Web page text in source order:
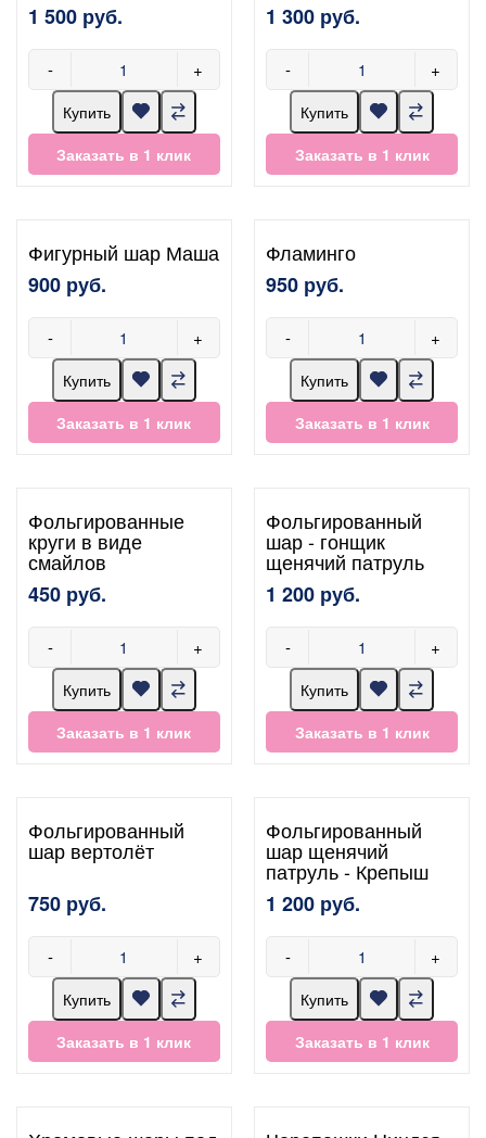
1 500 руб.
- +
Купить
Заказать в 1 клик
1 300 руб.
- +
Купить
Заказать в 1 клик
Фигурный шар Маша
900 руб.
- +
Купить
Заказать в 1 клик
Фламинго
950 руб.
- +
Купить
Заказать в 1 клик
Фольгированные
круги в виде
смайлов
450 руб.
- +
Купить
Заказать в 1 клик
Фольгированный
шар - гонщик
щенячий патруль
1 200 руб.
- +
Купить
Заказать в 1 клик
Фольгированный
шар вертолёт
750 руб.
- +
Купить
Заказать в 1 клик
Фольгированный
шар щенячий
патруль - Крепыш
1 200 руб.
- +
Купить
Заказать в 1 клик